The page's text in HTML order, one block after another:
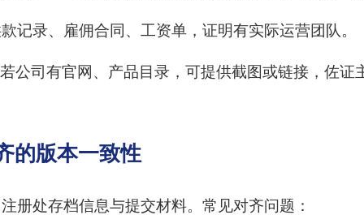
记录、雇佣合同、工资单，证明有实际运营团队。
公司有官网、产品目录，可提供截图或链接，佐证
的版本一致性
册处存档信息与提交材料。常见对齐问题：